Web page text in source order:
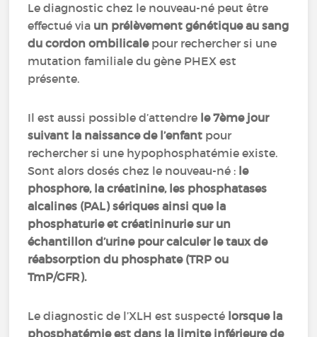
Le diagnostic chez le nouveau-né peut être
effectué via un prélèvement génétique au sang
du cordon ombilicalepour rechercher si une
mutation familiale du gène PHEX est
présente.
Il est aussi possible d’attendre le 7ème jour
suivant la naissance de l’enfant pour
rechercher si une hypophosphatémie existe.
Sont alors dosés chez le nouveau-né : le
phosphore, la créatinine, les phosphatases
alcalines (PAL) sériques ainsi que la
phosphaturie et créatininurie sur un
échantillon d’urine pour calculer le taux de
réabsorption du phosphate (TRP ou
TmP/GFR).
Le diagnostic de l’XLH est suspecté lorsque la
phosphatémie est dans la limite inférieure de